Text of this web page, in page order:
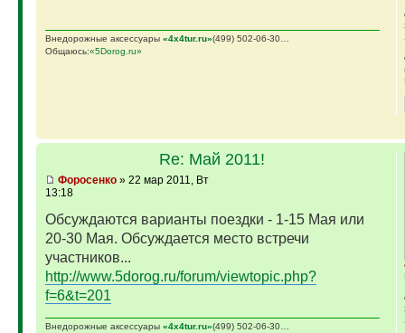
Внедорожные аксессуары «4х4tur.ru»(499) 502-06-30…
Общаюсь:«5Dorog.ru»
Re: Май 2011!
Фopoceнкo» 22 мар 2011, Вт
13:18
Обсуждаются варианты поездки - 1-15 Мая или
20-30 Мая. Обсуждается место встречи
участников...
http://www.5dorog.ru/forum/viewtopic.php?
f=6&t=201
Внедорожные аксессуары «4х4tur.ru»(499) 502-06-30…